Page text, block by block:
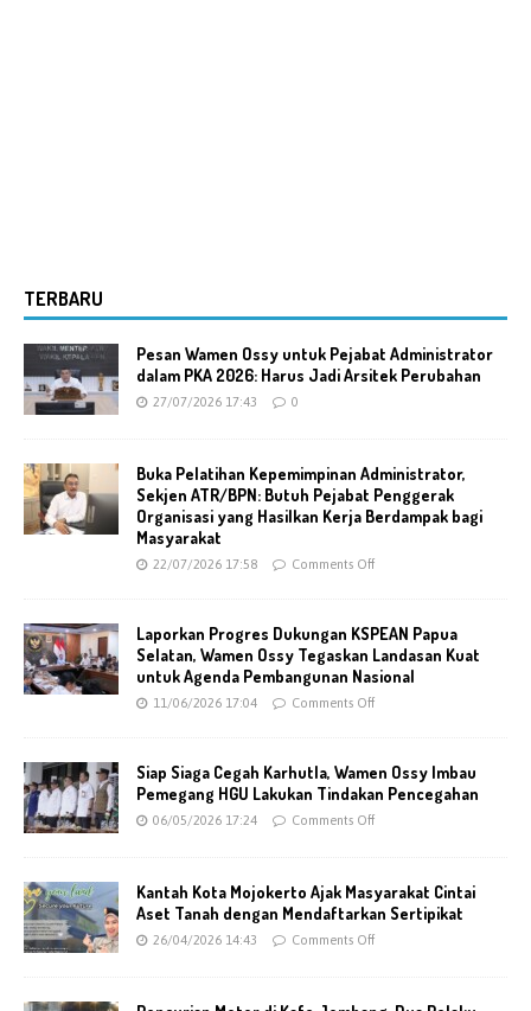
TERBARU
Pesan Wamen Ossy untuk Pejabat Administrator
dalam PKA 2026: Harus Jadi Arsitek Perubahan
27/07/2026 17:43 0
Buka Pelatihan Kepemimpinan Administrator,
Sekjen ATR/BPN: Butuh Pejabat Penggerak
Organisasi yang Hasilkan Kerja Berdampak bagi
Masyarakat
22/07/2026 17:58 Comments Off
Laporkan Progres Dukungan KSPEAN Papua
Selatan, Wamen Ossy Tegaskan Landasan Kuat
untuk Agenda Pembangunan Nasional
11/06/2026 17:04 Comments Off
Siap Siaga Cegah Karhutla, Wamen Ossy Imbau
Pemegang HGU Lakukan Tindakan Pencegahan
06/05/2026 17:24 Comments Off
Kantah Kota Mojokerto Ajak Masyarakat Cintai
Aset Tanah dengan Mendaftarkan Sertipikat
26/04/2026 14:43 Comments Off